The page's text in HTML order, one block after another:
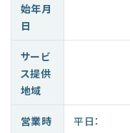
始年月
日
サービ
ス提供
地域
営業時
平日：